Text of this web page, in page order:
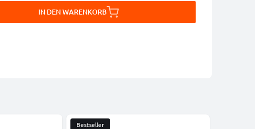
IN DEN WARENKORB
Bestseller